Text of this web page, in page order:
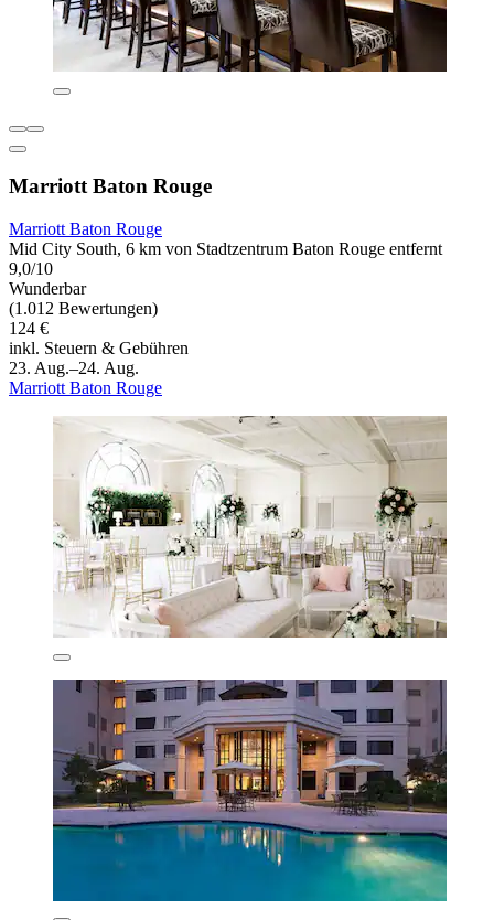
Marriott Baton Rouge
Marriott Baton Rouge
Mid City South, 6 km von Stadtzentrum Baton Rouge entfernt
9,0/10
Wunderbar
(1.012 Bewertungen)
124 €
inkl. Steuern & Gebühren
23. Aug.–24. Aug.
Marriott Baton Rouge